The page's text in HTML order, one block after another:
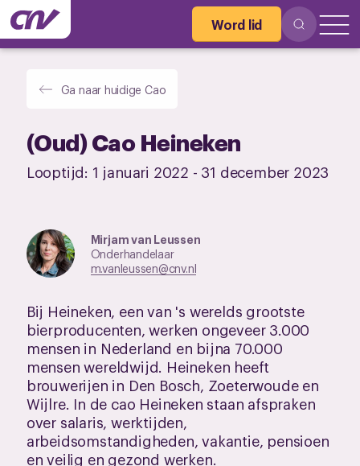
Word lid
Ga naar huidige Cao
(Oud) Cao Heineken
Looptijd: 1 januari 2022 - 31 december 2023
Mirjam van Leussen
Onderhandelaar
m.vanleussen@cnv.nl
Bij Heineken, een van 's werelds grootste
bierproducenten, werken ongeveer 3.000
mensen in Nederland en bijna 70.000
mensen wereldwijd. Heineken heeft
brouwerijen in Den Bosch, Zoeterwoude en
Wijlre. In de cao Heineken staan afspraken
over salaris, werktijden,
arbeidsomstandigheden, vakantie, pensioen
en veilig en gezond werken.